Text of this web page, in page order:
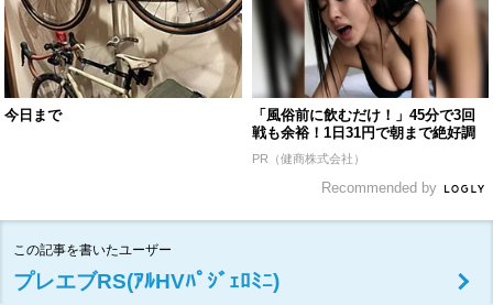
今日まで
「風俗前に飲むだけ！」45分で3回
戦も余裕！1日31円で朝まで絶好調
PR（健商株式会社）
Recommended by
この記事を書いたユーザー
プレエブRS(ｱﾙHVﾊﾟｼﾞｪﾛﾐﾆ)